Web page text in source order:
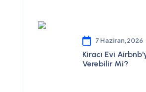
7 Haziran,2026
Kiracı Evi
Verebilir Mi?